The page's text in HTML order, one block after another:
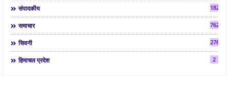
संपादकीय 182
समाचार 7624
सिवनी 2763
हिमाचल प्रदेश 2